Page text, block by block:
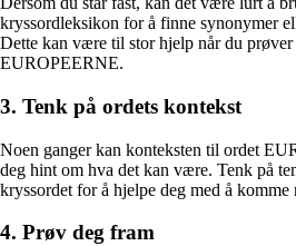
kryssordleksikon for å finne synonymer
Dette kan være til stor hjelp når du
EUROPEERNE.
3. Tenk på ordets kontekst
Noen ganger kan konteksten til ordet
deg hint om hva det kan være. Tenk på
kryssordet for å hjelpe deg med å
4. Prøv deg fram